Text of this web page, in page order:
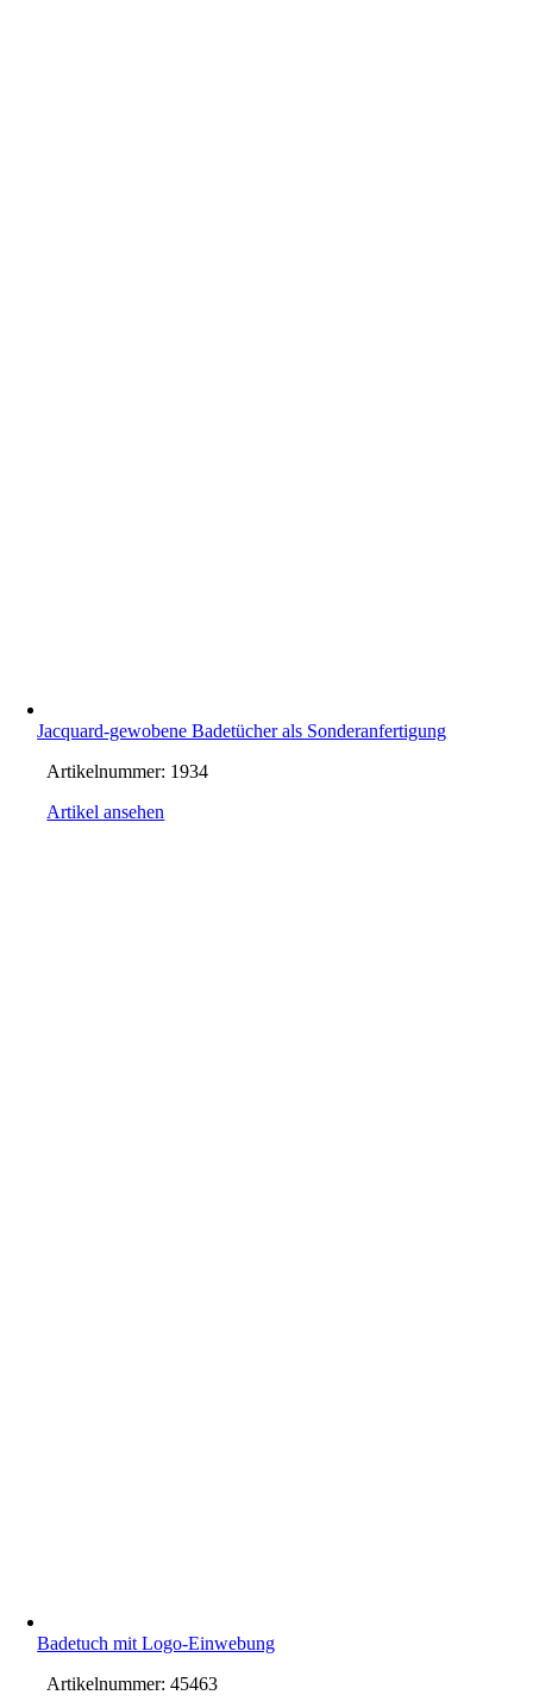
Jacquard-gewobene Badetücher als Sonderanfertigung
Artikelnummer: 1934
Artikel ansehen
Badetuch mit Logo-Einwebung
Artikelnummer:45463